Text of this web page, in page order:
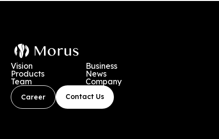
Vision
Business
Products
News
Team
Company
Career Contact Us